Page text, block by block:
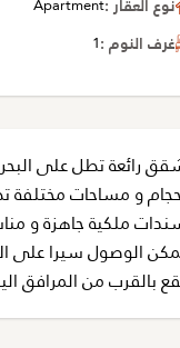
غرف النوم :1
رائعة تطل على البحر
و مساحات مختلفة تصل
ملكية جاهزة و
الوصول سيرا على
بالقرب من المرافق